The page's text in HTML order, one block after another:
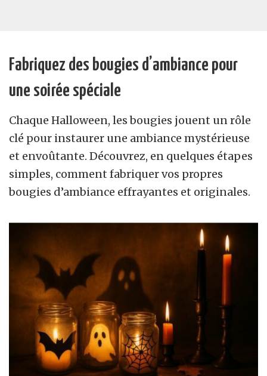
Fabriquez des bougies d’ambiance pour
une soirée spéciale
Chaque Halloween, les bougies jouent un rôle
clé pour instaurer une ambiance mystérieuse
et envoûtante. Découvrez, en quelques étapes
simples, comment fabriquer vos propres
bougies d’ambiance effrayantes et originales.